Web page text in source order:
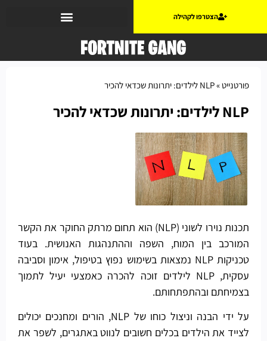
הצטרפו לקהילה
פורטנייט»NLP לילדים: יתרונות שכדאי להכיר
NLP לילדים: יתרונות שכדאי להכיר
תכנות נוירו לשוני (NLP) הוא תחום מרתק החוקר את הקשר
המורכב בין המוח, השפה וההתנהגות האנושית. בעוד
טכניקות NLP נמצאות בשימוש נפוץ בטיפול, אימון וסביבה
עסקית, NLP לילדים זוכה להכרה כאמצעי יעיל לתמוך
בצמיחתם ובהתפתחותם.
על ידי הבנה וניצול כוחו של NLP, הורים ומחנכים יכולים
לצייד את הילדים בכלים חשובים לנווט באתגרים, לשפר את